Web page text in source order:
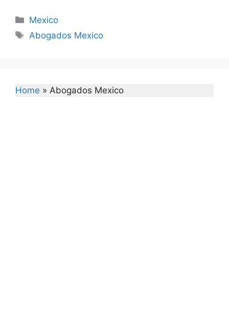
Categories
Mexico
Tags
Abogados Mexico
Home » Abogados Mexico